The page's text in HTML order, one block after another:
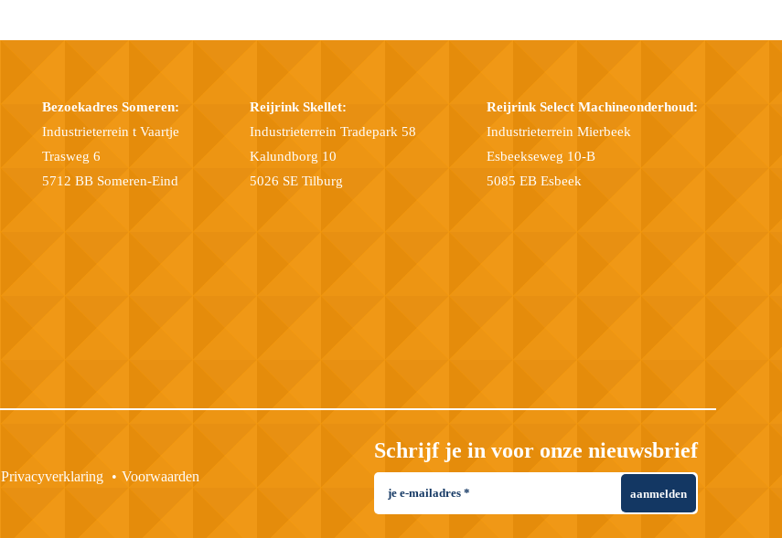
Bezoekadres Someren:
Industrieterrein t Vaartje
Trasweg 6
5712 BB Someren-Eind
Reijrink Skellet:
Industrieterrein Tradepark 58
Kalundborg 10
5026 SE Tilburg
Reijrink Select Machineonderhoud:
Industrieterrein Mierbeek
Esbeekseweg 10-B
5085 EB Esbeek
Privacyverklaring Voorwaarden
Schrijf je in voor onze nieuwsbrief
aanmelden